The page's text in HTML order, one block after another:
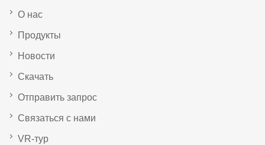
О нас
Продукты
Новости
Скачать
Отправить запрос
Связаться с нами
VR-тур